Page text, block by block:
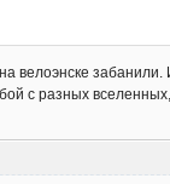
велоэнске
с разных